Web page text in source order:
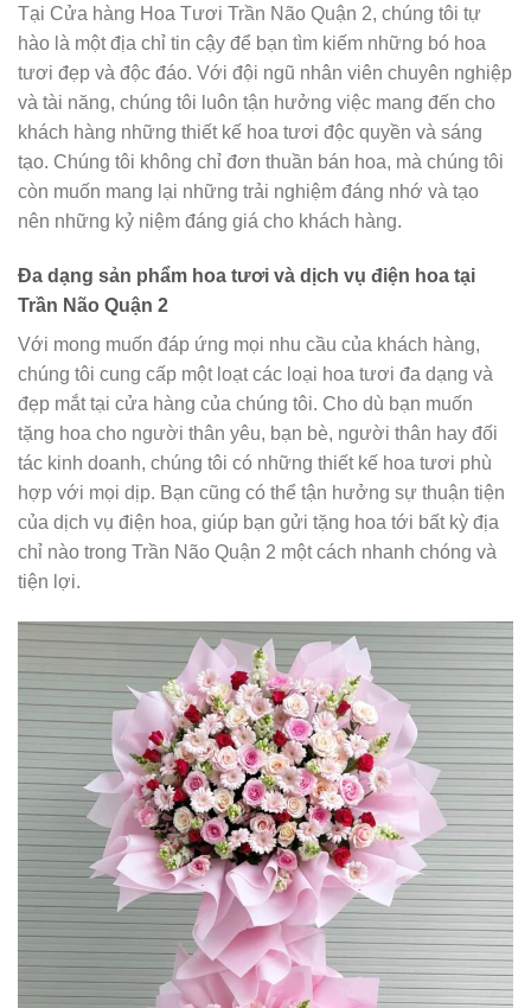
Tại Cửa hàng Hoa Tươi Trần Não Quận 2, chúng tôi tự
hào là một địa chỉ tin cậy để bạn tìm kiếm những bó hoa
tươi đẹp và độc đáo. Với đội ngũ nhân viên chuyên nghiệp
và tài năng, chúng tôi luôn tận hưởng việc mang đến cho
khách hàng những thiết kế hoa tươi độc quyền và sáng
tạo. Chúng tôi không chỉ đơn thuần bán hoa, mà chúng tôi
còn muốn mang lại những trải nghiệm đáng nhớ và tạo
nên những kỷ niệm đáng giá cho khách hàng.
Đa dạng sản phẩm hoa tươi và dịch vụ điện hoa tại
Trần Não Quận 2
Với mong muốn đáp ứng mọi nhu cầu của khách hàng,
chúng tôi cung cấp một loạt các loại hoa tươi đa dạng và
đẹp mắt tại cửa hàng của chúng tôi. Cho dù bạn muốn
tặng hoa cho người thân yêu, bạn bè, người thân hay đối
tác kinh doanh, chúng tôi có những thiết kế hoa tươi phù
hợp với mọi dịp. Bạn cũng có thể tận hưởng sự thuận tiện
của dịch vụ điện hoa, giúp bạn gửi tặng hoa tới bất kỳ địa
chỉ nào trong Trần Não Quận 2 một cách nhanh chóng và
tiện lợi.